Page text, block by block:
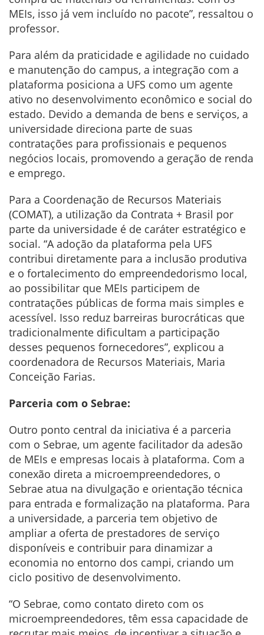
MEIs, isso já vem incluído no pacote”, ressaltou o
professor.
Para além da praticidade e agilidade no cuidado
e manutenção do campus, a integração com a
plataforma posiciona a UFS como um agente
ativo no desenvolvimento econômico e social do
estado. Devido a demanda de bens e serviços, a
universidade direciona parte de suas
contratações para profissionais e pequenos
negócios locais, promovendo a geração de renda
e emprego.
Para a Coordenação de Recursos Materiais
(COMAT), a utilização da Contrata + Brasil por
parte da universidade é de caráter estratégico e
social. “A adoção da plataforma pela UFS
contribui diretamente para a inclusão produtiva
e o fortalecimento do empreendedorismo local,
ao possibilitar que MEIs participem de
contratações públicas de forma mais simples e
acessível. Isso reduz barreiras burocráticas que
tradicionalmente dificultam a participação
desses pequenos fornecedores”, explicou a
coordenadora de Recursos Materiais, Maria
Conceição Farias.
Parceria com o Sebrae:
Outro ponto central da iniciativa é a parceria
com o Sebrae, um agente facilitador da adesão
de MEIs e empresas locais à plataforma. Com a
conexão direta a microempreendedores, o
Sebrae atua na divulgação e orientação técnica
para entrada e formalização na plataforma. Para
a universidade, a parceria tem objetivo de
ampliar a oferta de prestadores de serviço
disponíveis e contribuir para dinamizar a
economia no entorno dos campi, criando um
ciclo positivo de desenvolvimento.
“O Sebrae, como contato direto com os
microempreendedores, têm essa capacidade de